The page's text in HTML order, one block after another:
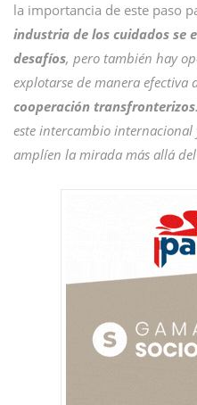
la importancia de este paso
industria de los cuidados se
desafíos, pero también hay
explotarse de manera efectiva
cooperación transfronterizos
este intercambio
amplíen la mirada más allá